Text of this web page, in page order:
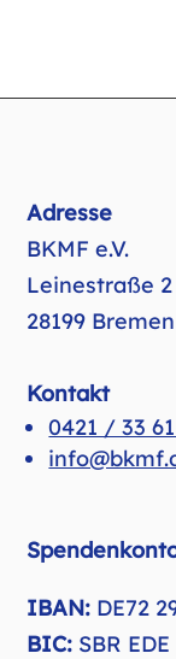
Adresse
BKMF e.V.
Leinestraße 2
28199 Bremen
Kontakt
0421 / 33
IBAN: DE72
BIC: SBR